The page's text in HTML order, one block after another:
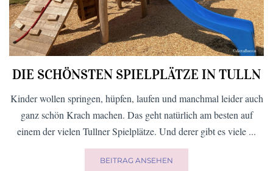
DIE SCHÖNSTEN SPIELPLÄTZE IN TULLN
Kinder wollen springen, hüpfen, laufen und manchmal leider auch
ganz schön Krach machen. Das geht natürlich am besten auf
einem der vielen Tullner Spielplätze. Und derer gibt es viele ...
BEITRAG ANSEHEN